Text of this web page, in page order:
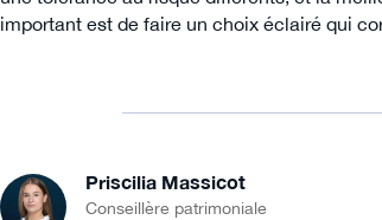
important est de faire un choix éclairé qui
Priscilia Massicot
Conseillère patrimoniale